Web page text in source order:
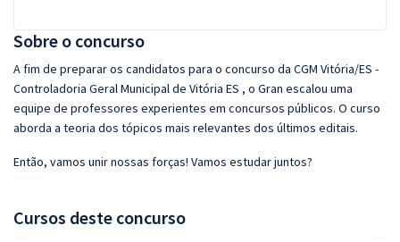
Sobre o concurso
A fim de preparar os candidatos para o concurso da CGM Vitória/ES -
Controladoria Geral Municipal de Vitória ES , o Gran escalou uma
equipe de professores experientes em concursos públicos. O curso
aborda a teoria dos tópicos mais relevantes dos últimos editais.
Então, vamos unir nossas forças! Vamos estudar juntos?
Cursos deste concurso